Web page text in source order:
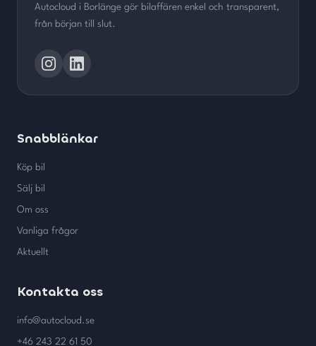
Autocloud i Borlänge gör bilaffären enkel och transparent,
från början till slut.
Snabblänkar
Köp bil
Sälj bil
Om oss
Vanliga frågor
Aktuellt
Kontakta oss
info@autocloud.se
+46 243 22 61 50